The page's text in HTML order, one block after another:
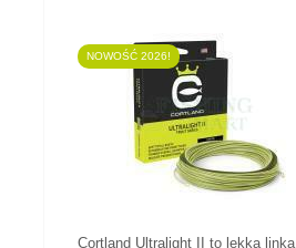
NOWOŚĆ 2026!
ZOBACZ PRODUKT
Cortland Ultralight II to lekka linka